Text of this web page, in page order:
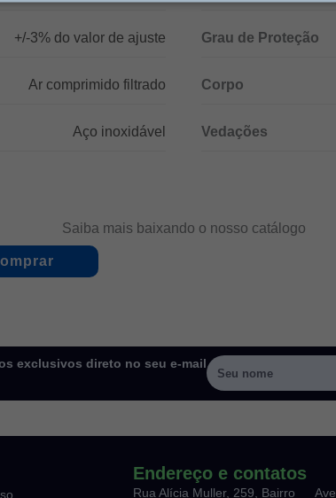
+/-3% do valor de ajuste Grau de Proteção
Ar comprimido filtrado Corpo
Aço inoxidável Vedações
Saiba mais baixando o nosso catálogo
exclusivos direto no seu e-mail
Endereço e contatos
Rua Alícia Muller, 259, Bairro